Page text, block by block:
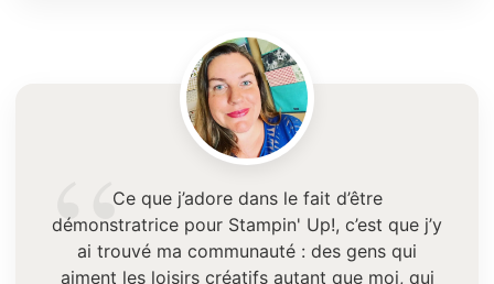
“Ce que j’adore dans le fait d’être
démonstratrice pour Stampin' Up!, c’est que j’y
ai trouvé ma communauté : des gens qui
aiment les loisirs créatifs autant que moi, qui